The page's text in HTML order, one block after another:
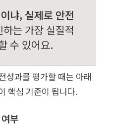
냐, 실제로 안전
는 가장 실질적
수 있어요.
성과를 평가할 때는 아래
핵심 기준이 됩니다.
부